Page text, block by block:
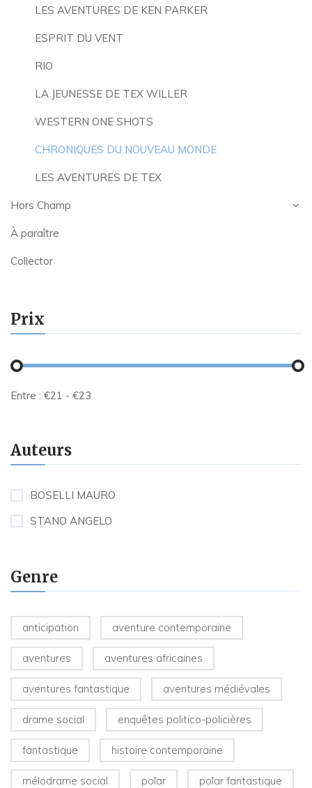
LES AVENTURES DE KEN PARKER
ESPRIT DU VENT
RIO
LA JEUNESSE DE TEX WILLER
WESTERN ONE SHOTS
CHRONIQUES DU NOUVEAU MONDE
LES AVENTURES DE TEX
Hors Champ
À paraître
Collector
Prix
Entre : €21 - €23
Auteurs
BOSELLI MAURO
STANO ANGELO
Genre
anticipation aventure contemporaine
aventures aventures africaines
aventures fantastique aventures médiévales
drame social enquêtes politico-policières
fantastique histoire contemporaine
mélodrame social polar polar fantastique